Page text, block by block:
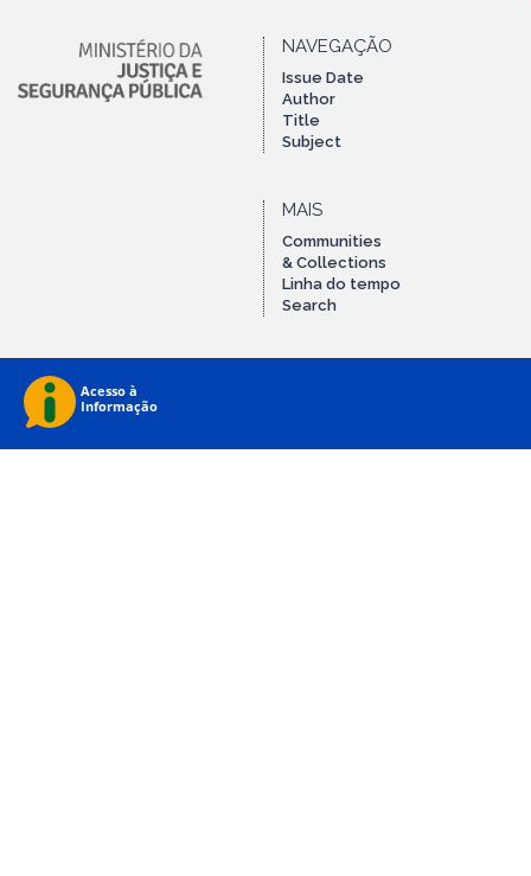
NAVEGAÇÃO
Issue Date
Author
Title
Subject
MAIS
Communities
& Collections
Linha do tempo
Search